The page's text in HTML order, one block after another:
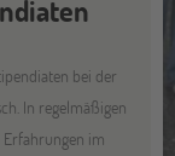
bei der
In regelmäßigen
im